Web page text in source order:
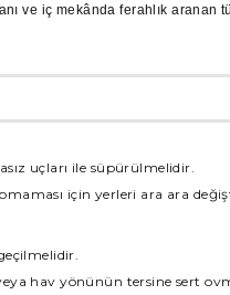
ve iç mekânda ferahlık aranan
uçları ile süpürülmelidir.
için yerleri ara ara
hav yönünün tersine sert